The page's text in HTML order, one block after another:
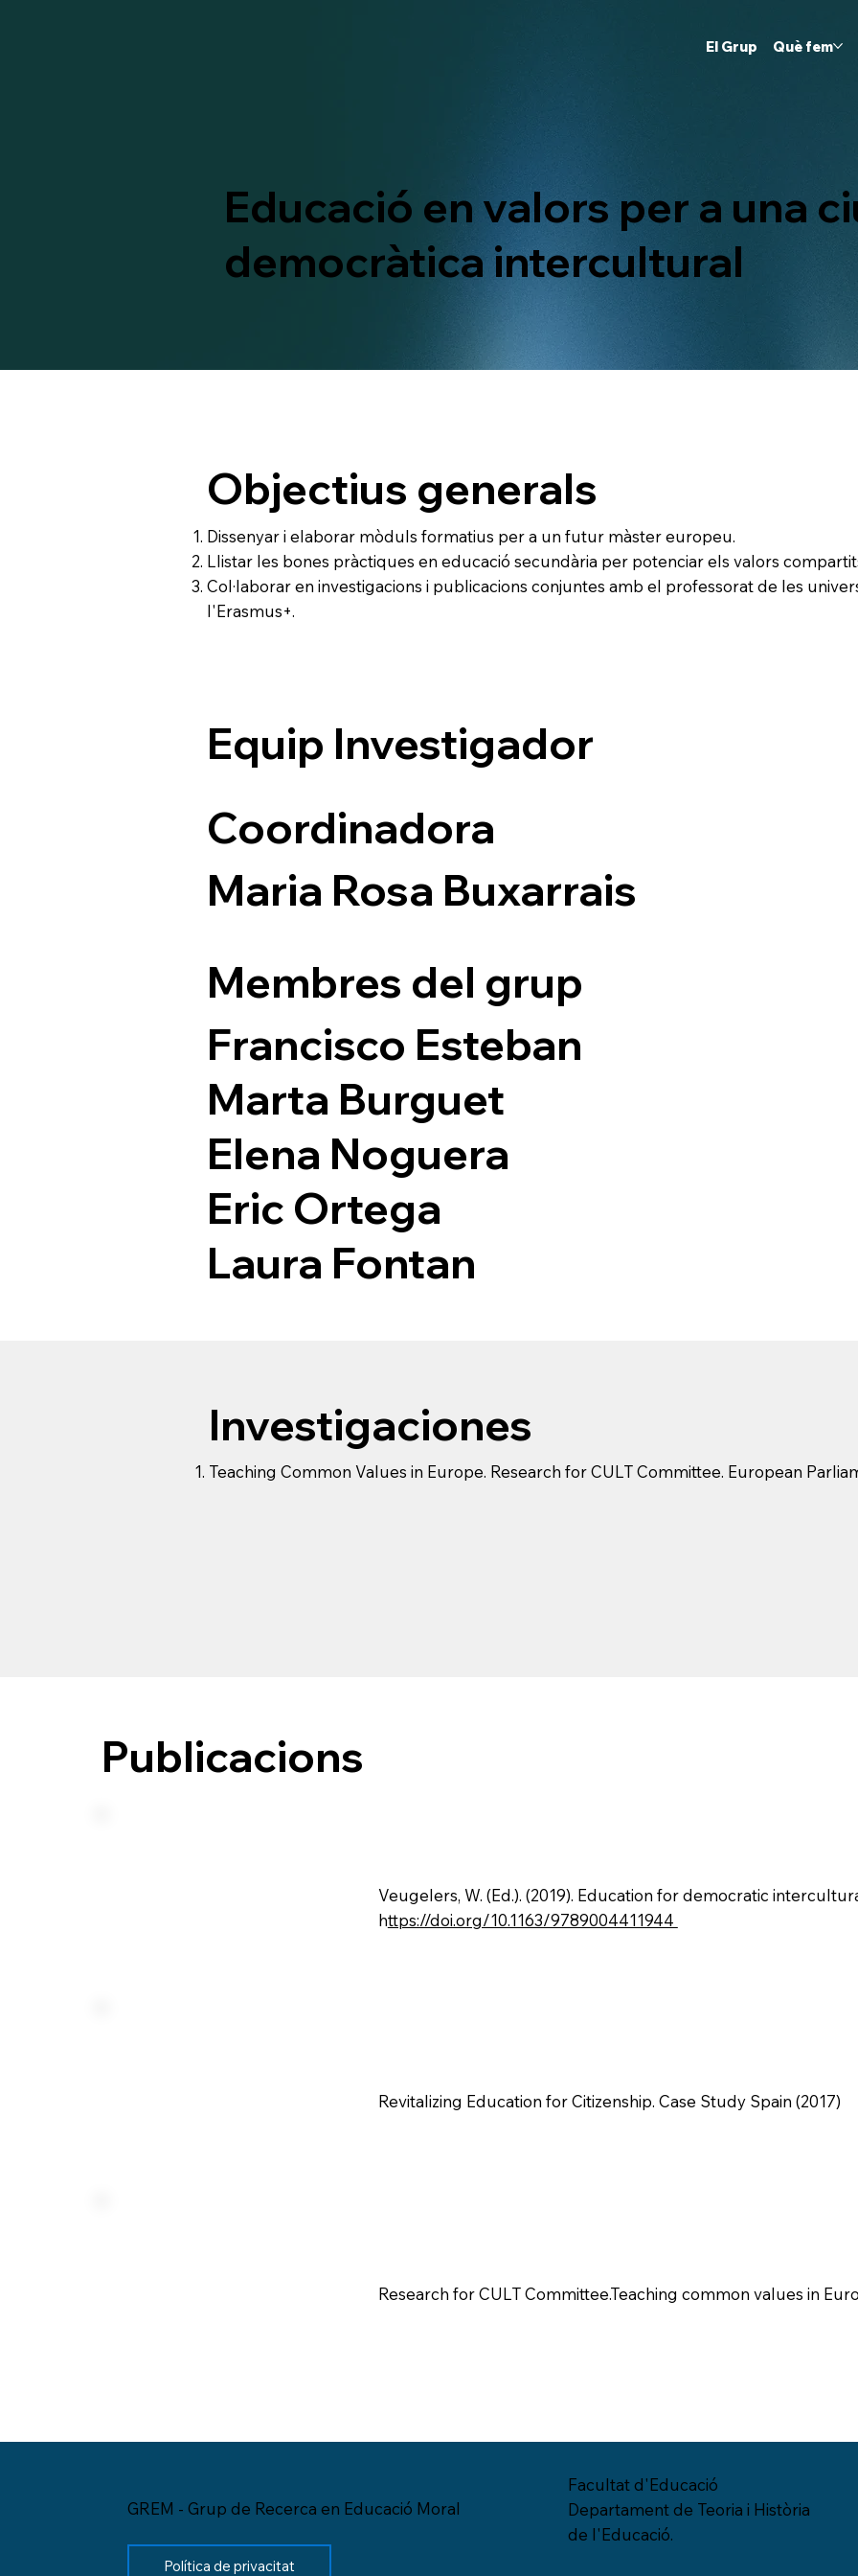
El Grup Què fem
Educació en valors per a una
democràtica intercultural
Objectius generals
Dissenyar i elaborar mòduls formatius per a un futur màster europeu.
Llistar les bones pràctiques en educació secundària per potenciar els valors
Col·laborar en investigacions i publicacions conjuntes amb el professorat de les
l'Erasmus+.
Equip Investigador
Coordinadora
Maria Rosa Buxarrais
Membres del grup
Francisco Esteban
Marta Burguet
Elena Noguera
Eric Ortega
Laura Fontan
Investigaciones
Teaching Common Values in Europe. Research for CULT Committee. European
Publicacions
Veugelers, W. (Ed.). (2019). Education for democratic
https://doi.org/10.1163/9789004411944
Revitalizing Education for Citizenship. Case Study Spain (2017)
Research for CULT Committee.Teaching common values in
GREM - Grup de Recerca en Educació Moral
Política de privacitat
Facultat d'Educació
Departament de Teoria i Història
de l'Educació.